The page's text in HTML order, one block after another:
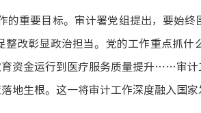
重要目标。审计署党组提出，要始
改彰显政治担当。党的工作重点抓
资金运行到医疗服务质量提升……审计
地生根。这一将审计工作深度融入国